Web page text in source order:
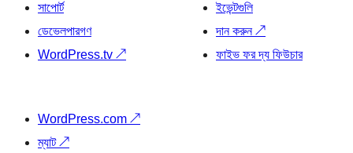
সাপোর্ট
ডেভেলপারগণ
WordPress.tv ↗
ইভেন্টগুলি
দান করুন↗
ফাইভ ফর দ্য ফিউচার
WordPress.com ↗
ম্যাট↗